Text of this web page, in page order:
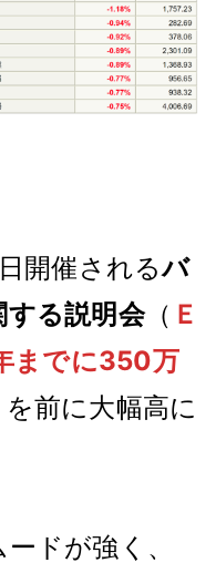
開催されるバ
する説明会（ Ｅ
までに350万
を前に大幅高に
ドが強く、